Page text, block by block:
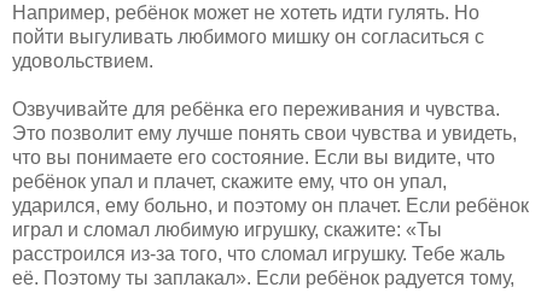
Например, ребёнок может не хотеть идти гулять. Но
пойти выгуливать любимого мишку он согласиться с
удовольствием.
Озвучивайте для ребёнка его переживания и чувства.
Это позволит ему лучше понять свои чувства и увидеть,
что вы понимаете его состояние. Если вы видите, что
ребёнок упал и плачет, скажите ему, что он упал,
ударился, ему больно, и поэтому он плачет. Если ребёнок
играл и сломал любимую игрушку, скажите: «Ты
расстроился из-за того, что сломал игрушку. Тебе жаль
её. Поэтому ты заплакал». Если ребёнок радуется тому,